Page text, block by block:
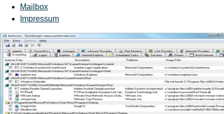
Mailbox
Impressum